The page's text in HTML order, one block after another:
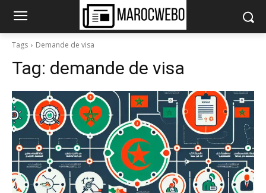
Tags Demande de visa
Tag: demande de visa